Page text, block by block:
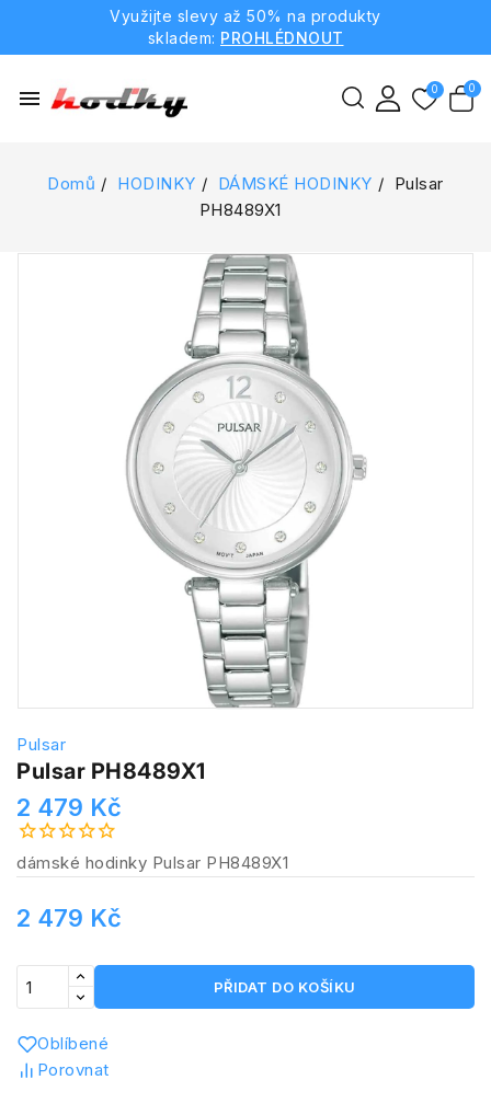
Využijte slevy až 50% na produkty
skladem: PROHLÉDNOUT
menu
Domů HODINKY DÁMSKÉ HODINKY
Pulsar
PH8489X1
Pulsar
Pulsar PH8489X1
2 479 Kč
dámské hodinky Pulsar PH8489X1
2 479 Kč
PŘIDAT DO KOŠÍKU
Oblíbené
Porovnat